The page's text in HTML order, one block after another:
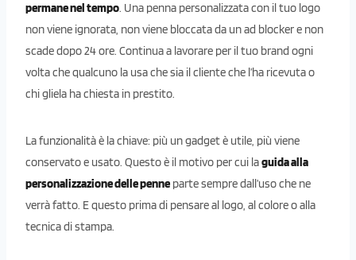
permane nel tempo. Una penna personalizzata con il tuo logo
non viene ignorata, non viene bloccata da un ad blocker e non
scade dopo 24 ore. Continua a lavorare per il tuo brand ogni
volta che qualcuno la usa che sia il cliente che l’ha ricevuta o
chi gliela ha chiesta in prestito.
La funzionalità è la chiave: più un gadget è utile, più viene
conservato e usato. Questo è il motivo per cui laguida alla
personalizzazione delle penne parte sempre dall’uso che ne
verrà fatto. E questo prima di pensare al logo, al colore o alla
tecnica di stampa.